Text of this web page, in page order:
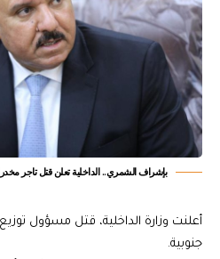
بإشراف الشمري.. الداخلية تعلن قتل تاجر
أعلنت وزارة الداخلية، قتل مسؤول
جنوبية.